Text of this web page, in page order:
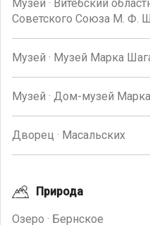
Музей · Витебский
Советского Союза М. Ф.
Музей · Музей Марка
Музей · Дом-музей
Дворец · Масальских
Природа
Озеро · Бернское